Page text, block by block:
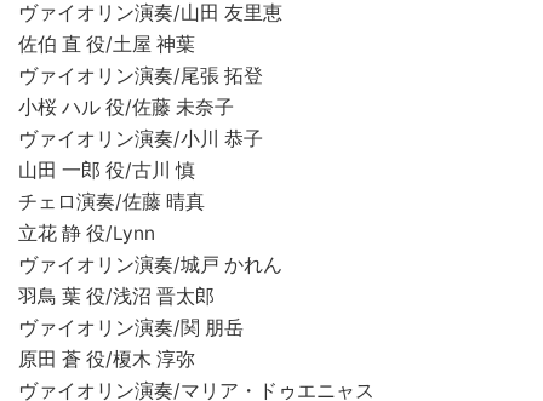
ヴァイオリン演奏/山田 友里恵
佐伯 直 役/土屋 神葉
ヴァイオリン演奏/尾張 拓登
小桜 ハル 役/佐藤 未奈子
ヴァイオリン演奏/小川 恭子
山田 一郎 役/古川 慎
チェロ演奏/佐藤 晴真
立花 静 役/Lynn
ヴァイオリン演奏/城戸 かれん
羽鳥 葉 役/浅沼 晋太郎
ヴァイオリン演奏/関 朋岳
原田 蒼 役/榎木 淳弥
ヴァイオリン演奏/マリア・ドゥエニャス